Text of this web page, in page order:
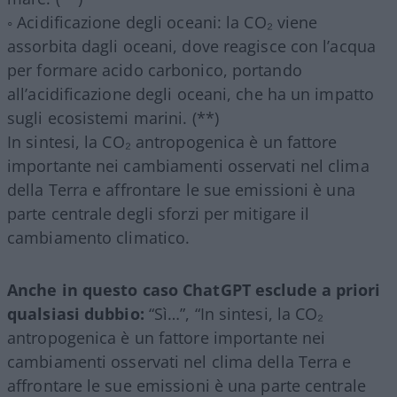
◦ Acidificazione degli oceani: la CO₂ viene
assorbita dagli oceani, dove reagisce con l’acqua
per formare acido carbonico, portando
all’acidificazione degli oceani, che ha un impatto
sugli ecosistemi marini. (**)
In sintesi, la CO₂ antropogenica è un fattore
importante nei cambiamenti osservati nel clima
della Terra e affrontare le sue emissioni è una
parte centrale degli sforzi per mitigare il
cambiamento climatico.
Anche in questo caso ChatGPT esclude a priori
qualsiasi dubbio: “Sì…”, “In sintesi, la CO₂
antropogenica è un fattore importante nei
cambiamenti osservati nel clima della Terra e
affrontare le sue emissioni è una parte centrale